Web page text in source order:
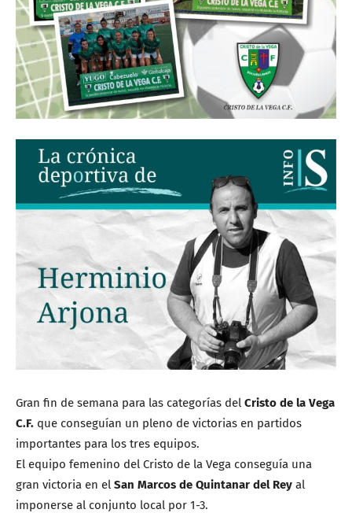
Gran fin de semana para las categorías del Cristo de la Vega
C.F. que conseguían un pleno de victorias en partidos
importantes para los tres equipos.
El equipo femenino del Cristo de la Vega conseguía una
gran victoria en el San Marcos de Quintanar del Rey al
imponerse al conjunto local por 1-3.